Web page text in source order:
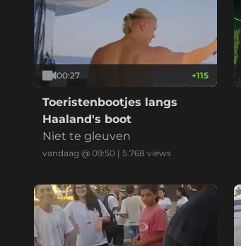
00:27 +115
Toeristenbootjes langs
Haaland's boot
Niet te gleuven
vandaag @ 09:50 | 5.768 views